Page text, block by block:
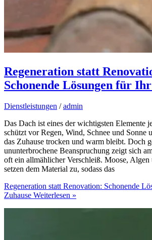
Regeneration statt
Schonende Lösungen für
Dienstleistungen /admin
Das Dach ist eines der wichtigsten Elemente
schützt vor Regen, Wind, Schnee und Sonne
das Zuhause trocken und warm bleibt. Doch
ununterbrochene Beanspruchung zeigt sich
oft ein allmählicher Verschleiß. Moose,
setzen dem Material zu, sodass das
Regeneration statt Renovation: Schonende
Zuhause Weiterlesen »